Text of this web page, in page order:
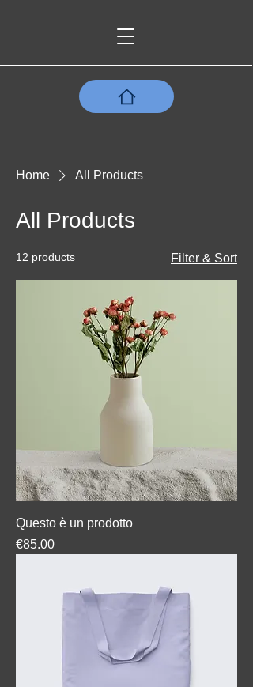
Home All Products
All Products
12 products Filter & Sort
Questo è un prodotto
Price
€85.00